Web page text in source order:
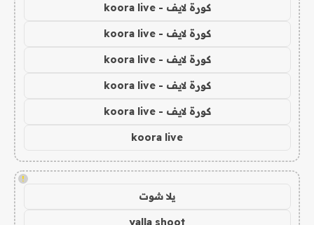
كورة لايف - koora live
كورة لايف - koora live
كورة لايف - koora live
كورة لايف - koora live
كورة لايف - koora live
koora live
!
يلا شوت
yalla shoot